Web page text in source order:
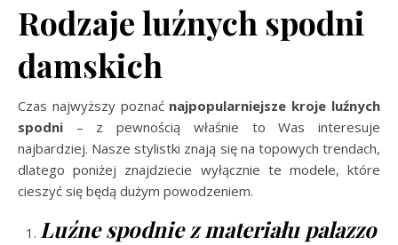
Rodzaje luźnych spodni
damskich
Czas najwyższy poznać najpopularniejsze kroje luźnych
spodni – z pewnością właśnie to Was interesuje
najbardziej. Nasze stylistki znają się na topowych trendach,
dlatego poniżej znajdziecie wyłącznie te modele, które
cieszyć się będą dużym powodzeniem.
Luźne spodnie z materiału palazzo